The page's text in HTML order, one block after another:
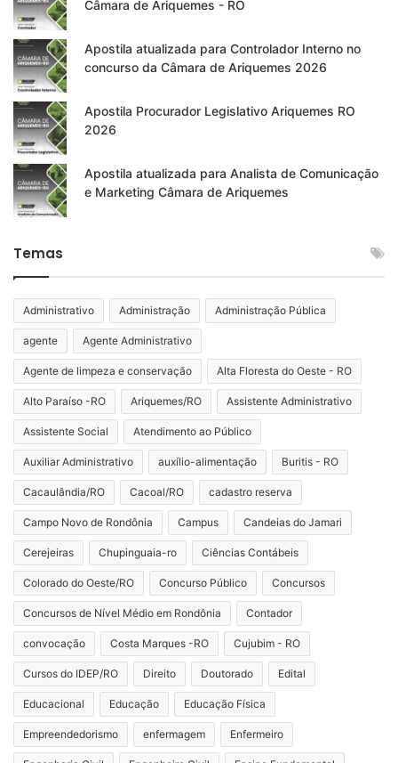
Câmara de Ariquemes - RO
Apostila atualizada para Controlador Interno no
concurso da Câmara de Ariquemes 2026
Apostila Procurador Legislativo Ariquemes RO
2026
Apostila atualizada para Analista de Comunicação
e Marketing Câmara de Ariquemes
Temas
Administrativo Administração Administração Pública
agente Agente Administrativo
Agente de limpeza e conservação Alta Floresta do Oeste - RO
Alto Paraíso -RO Ariquemes/RO Assistente Administrativo
Assistente Social Atendimento ao Público
Auxiliar Administrativo auxílio-alimentação Buritis - RO
Cacaulândia/RO Cacoal/RO cadastro reserva
Campo Novo de Rondônia Campus Candeias do Jamari
Cerejeiras Chupinguaia-ro Ciências Contábeis
Colorado do Oeste/RO Concurso Público Concursos
Concursos de Nível Médio em Rondônia Contador
convocação Costa Marques -RO Cujubim - RO
Cursos do IDEP/RO Direito Doutorado Edital
Educacional Educação Educação Física
Empreendedorismo enfermagem Enfermeiro